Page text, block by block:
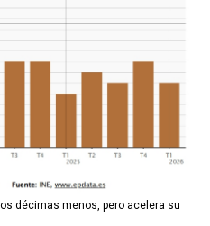
décimas menos, pero acelera su